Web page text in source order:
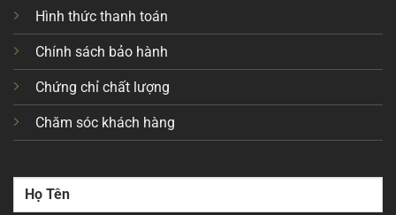
Hình thức thanh toán
Chính sách bảo hành
Chứng chỉ chất lượng
Chăm sóc khách hàng